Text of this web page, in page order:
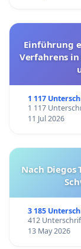
Einführung
Verfahrens
1 117
1 117
11 Jul 2026
Nach Diegos
3 185
412
13 May 2026